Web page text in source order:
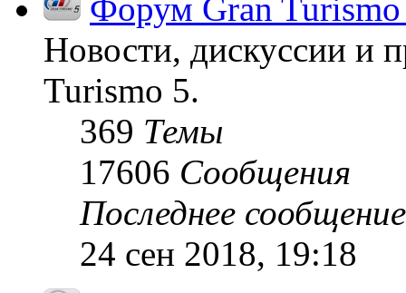
Форум Gran
Новости, дискуссии и
Turismo 5.
369 Темы
17606 Сообщения
Последнее сообщение
24 сен 2018, 19:18